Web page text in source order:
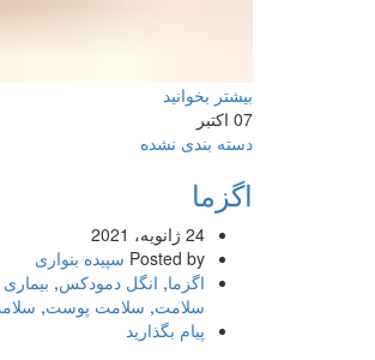
بیشتر بخوانید
07 اکتبر
دسته بندی نشده
اگزما
24 ژانویه، 2021
Posted by سپیده بنواری
اگزما, انگل دمودکس,
سلامت, سلامت پوست,
پیام بگذارید